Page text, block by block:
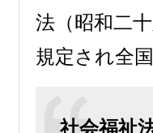
法（昭和二
規定され全
社会福祉